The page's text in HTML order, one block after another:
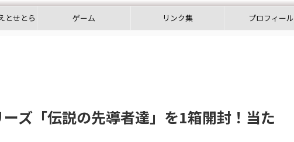
とせとら ゲーム リンク集 プロフィール
ーズ「伝説の先導者達」を1箱開封！当た